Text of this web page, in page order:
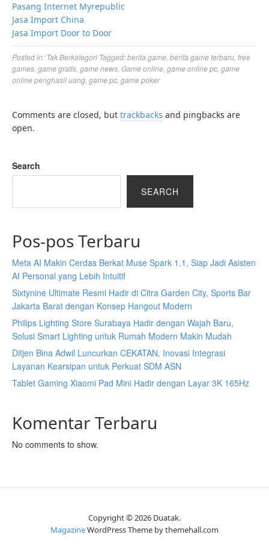
Pasang Internet Myrepublic
Jasa Import China
Jasa Import Door to Door
Posted in: Tak Berkategori Tagged:berita game berita game terbaru free
games game gratis game news Game online game online pc game
online penghasil uang game pc game poker
Comments are closed, but trackbacks and pingbacks are
open.
Search
SEARCH
Pos-pos Terbaru
Meta AI Makin Cerdas Berkat Muse Spark 1.1, Siap Jadi Asisten
AI Personal yang Lebih Intuitif
Sixtynine Ultimate Resmi Hadir di Citra Garden City, Sports Bar
Jakarta Barat dengan Konsep Hangout Modern
Philips Lighting Store Surabaya Hadir dengan Wajah Baru,
Solusi Smart Lighting untuk Rumah Modern Makin Mudah
Ditjen Bina Adwil Luncurkan CEKATAN, Inovasi Integrasi
Layanan Kearsipan untuk Perkuat SDM ASN
Tablet Gaming Xiaomi Pad Mini Hadir dengan Layar 3K 165Hz
Komentar Terbaru
No comments to show.
Copyright © 2026 Duatak.
MagazineWordPress Theme by themehall.com